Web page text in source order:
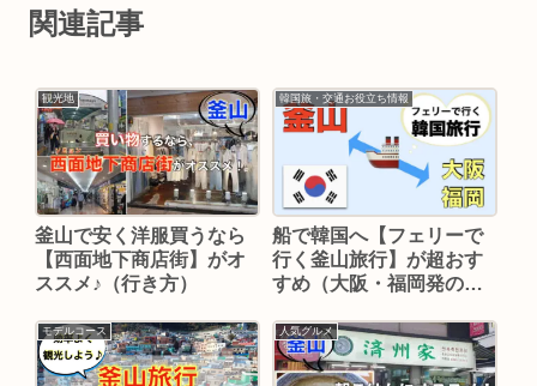
関連記事
観光地
釜山で安く洋服買うなら
【西面地下商店街】がオ
ススメ♪（行き方）
韓国旅・交通お役立ち情報
船で韓国へ【フェリーで
行く釜山旅行】が超おす
すめ（大阪・福岡発の料
モデルコース 人気グルメ